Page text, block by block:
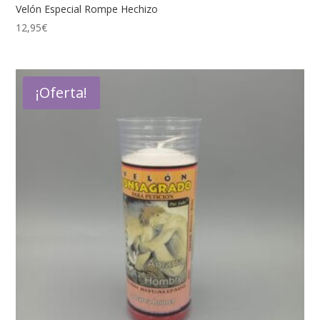
Velón Especial Rompe Hechizo
12,95€
¡Oferta!